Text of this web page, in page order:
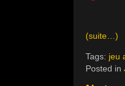
(suite…)
Tags: jeu
Posted in